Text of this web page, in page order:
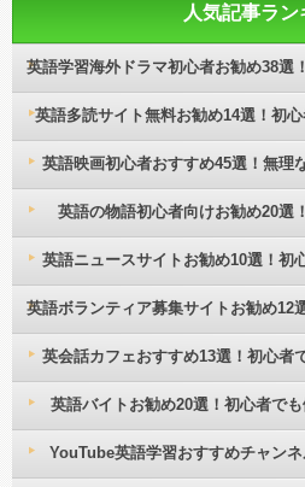
人気記事ラン
英語学習海外ドラマ初心者お勧め38選
英語多読サイト無料お勧め14選！初
英語映画初心者おすすめ45選！無理
英語の物語初心者向けお勧め20選
英語ニュースサイトお勧め10選！初
英語ボランティア募集サイトお勧め12
英会話カフェおすすめ13選！初心者
英語バイトお勧め20選！初心者で
YouTube英語学習おすすめチャン